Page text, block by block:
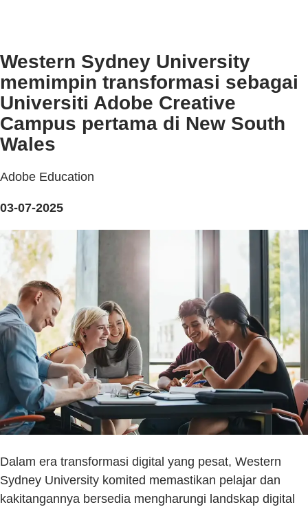
Western Sydney University
memimpin transformasi sebagai
Universiti Adobe Creative
Campus pertama di New South
Wales
Adobe Education
03-07-2025
Dalam era transformasi digital yang pesat, Western
Sydney University komited memastikan pelajar dan
kakitangannya bersedia mengharungi landskap digital